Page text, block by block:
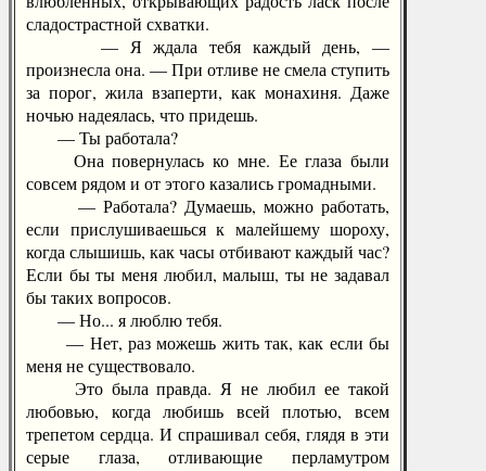
сладострастной схватки.
— Я ждала тебя каждый день, —
произнесла она. — При отливе не смела ступить
за порог, жила взаперти, как монахиня. Даже
ночью надеялась, что придешь.
— Ты работала?
Она повернулась ко мне. Ее глаза были
совсем рядом и от этого казались громадными.
— Работала? Думаешь, можно работать,
если прислушиваешься к малейшему шороху,
когда слышишь, как часы отбивают каждый час?
Если бы ты меня любил, малыш, ты не задавал
бы таких вопросов.
— Но... я люблю тебя.
— Нет, раз можешь жить так, как если бы
меня не существовало.
Это была правда. Я не любил ее такой
любовью, когда любишь всей плотью, всем
трепетом сердца. И спрашивал себя, глядя в эти
серые глаза, отливающие перламутром